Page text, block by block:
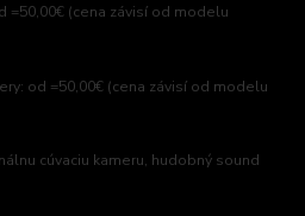
=50,00€ (cena závisí od modelu
od =50,00€ (cena závisí od modelu
cúvaciu kameru, hudobný sound